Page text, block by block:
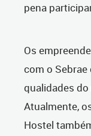
pena
Os
com o
qualidades
Atualmente,
Hostel